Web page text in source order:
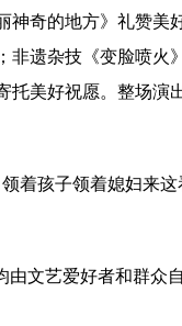
奇的地方》礼赞
遗杂技《变脸喷
美好祝愿。整场
着孩子领着媳妇来
文艺爱好者和群